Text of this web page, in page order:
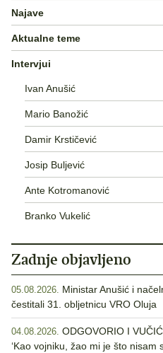
Najave
Aktualne teme
Intervjui
Ivan Anušić
Mario Banožić
Damir Krstičević
Josip Buljević
Ante Kotromanović
Branko Vukelić
Zadnje objavljeno
05.08.2026. Ministar Anušić i
čestitali 31. obljetnicu VRO Oluja
04.08.2026. ODGOVORIO I
‘Kao vojniku, žao mi je što nisam